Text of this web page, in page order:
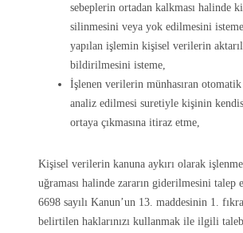
sebeplerin ortadan kalkması halinde
silinmesini veya yok edilmesini
yapılan işlemin kişisel verilerin
bildirilmesini isteme,
İşlenen verilerin münhasıran otomatik
analiz edilmesi suretiyle kişinin
ortaya çıkmasına itiraz etme,
Kişisel verilerin kanuna aykırı olarak
uğraması halinde zararın giderilmesini talep
6698 sayılı Kanun’un 13. maddesinin 1.
belirtilen haklarınızı kullanmak ile ilgili